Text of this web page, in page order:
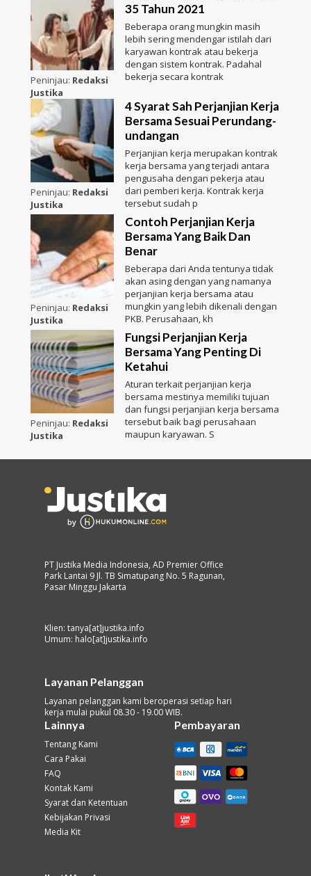
Peninjau: Redaksi
Justika
35 Tahun 2021
Beberapa orang mungkin masih
lebih sering mendengar istilah dari
karyawan kontrak atau bekerja
dengan sistem kontrak. Padahal
bekerja secara kontrak
Peninjau: Redaksi
Justika
4 Syarat Sah Perjanjian Kerja
Bersama Sesuai Perundang-
undangan
Perjanjian kerja merupakan kontrak
kerja bersama yang terjadi antara
pengusaha dengan pekerja atau
dari pemberi kerja. Kontrak kerja
tersebut sudah p
Peninjau: Redaksi
Justika
Contoh Perjanjian Kerja
Bersama Yang Baik Dan
Benar
Beberapa dari Anda tentunya tidak
akan asing dengan yang namanya
perjanjian kerja bersama atau
mungkin yang lebih dikenali dengan
PKB. Perusahaan, kh
Peninjau: Redaksi
Justika
Fungsi Perjanjian Kerja
Bersama Yang Penting Di
Ketahui
Aturan terkait perjanjian kerja
bersama mestinya memiliki tujuan
dan fungsi perjanjian kerja bersama
tersebut baik bagi perusahaan
maupun karyawan. S
PT Justika Media Indonesia, AD Premier Office
Park Lantai 9 Jl. TB Simatupang No. 5 Ragunan,
Pasar Minggu Jakarta
Klien: tanya[at]justika.info
Umum: halo[at]justika.info
Layanan Pelanggan
Layanan pelanggan kami beroperasi setiap hari
kerja mulai pukul 08.30 - 19.00 WIB.
Lainnya
Tentang Kami
Cara Pakai
FAQ
Kontak Kami
Syarat dan Ketentuan
Kebijakan Privasi
Media Kit
Pembayaran